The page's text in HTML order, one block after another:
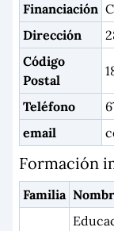
Financiación
Dirección
Código
Postal
Teléfono
email
Formación
Familia